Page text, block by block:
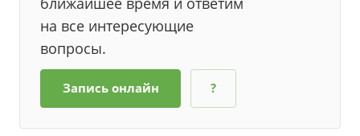
на все интересующие
вопросы.
Запись онлайн ?